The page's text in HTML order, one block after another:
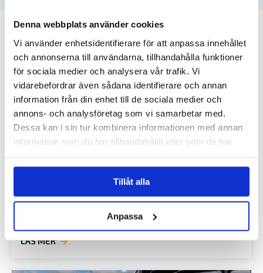
Denna webbplats använder cookies
Vi använder enhetsidentifierare för att anpassa innehållet
och annonserna till användarna, tillhandahålla funktioner
för sociala medier och analysera vår trafik. Vi
vidarebefordrar även sådana identifierare och annan
information från din enhet till de sociala medier och
annons- och analysföretag som vi samarbetar med.
Dessa kan i sin tur kombinera informationen med annan
information som du har tillhandahållit eller som de har
Tillåt alla
Anpassa
RELATERADE ARTIKLAR
GUIDE FÖR ATT KÖPA ELBÅT
Allt fler överväger att köpa elbåt tack vare längre
LÄS MER